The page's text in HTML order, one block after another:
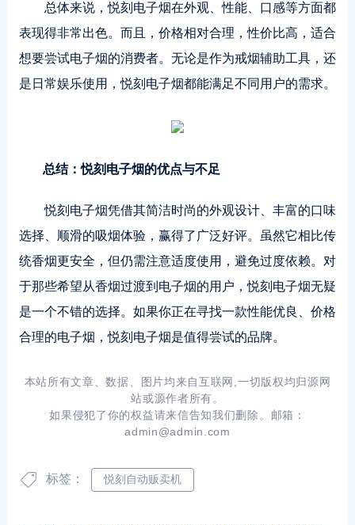
总体来说，悦刻电子烟在外观、性能、口感等方面都
表现得非常出色。而且，价格相对合理，性价比高，适合
想要尝试电子烟的消费者。无论是作为戒烟辅助工具，还
是日常娱乐使用，悦刻电子烟都能满足不同用户的需求。
总结：悦刻电子烟的优点与不足
悦刻电子烟凭借其简洁时尚的外观设计、丰富的口味
选择、顺滑的吸烟体验，赢得了广泛好评。虽然它相比传
统香烟更安全，但仍需注意适度使用，避免过度依赖。对
于那些希望从香烟过渡到电子烟的用户，悦刻电子烟无疑
是一个不错的选择。如果你正在寻找一款性能优良、价格
合理的电子烟，悦刻电子烟是值得尝试的品牌。
本站所有文章、数据、图片均来自互联网,一切版权均归源网
站或源作者所有。
如果侵犯了你的权益请来信告知我们删除。邮箱：
admin@admin.com
标签： 悦刻自动贩卖机